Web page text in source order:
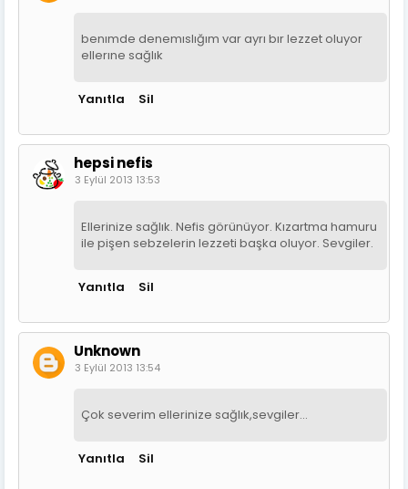
benımde denemıslığım var ayrı bır lezzet oluyor
ellerıne sağlık
Yanıtla Sil
hepsi nefis
3 Eylül 2013 13:53
Ellerinize sağlık. Nefis görünüyor. Kızartma hamuru
ile pişen sebzelerin lezzeti başka oluyor. Sevgiler.
Yanıtla Sil
Unknown
3 Eylül 2013 13:54
Çok severim ellerinize sağlık,sevgiler...
Yanıtla Sil